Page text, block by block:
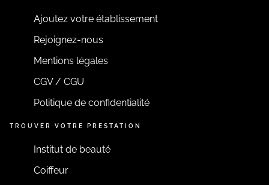
Ajoutez votre établissement
Rejoignez-nous
Mentions légales
CGV / CGU
Politique de confidentialité
TROUVER VOTRE PRESTATION
Institut de beauté
Coiffeur